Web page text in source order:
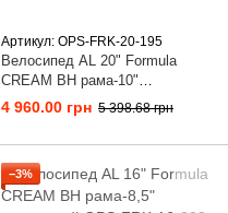
Артикул: OPS-FRK-20-195
Велосипед AL 20" Formula
CREAM BH рама-10"
сиреневый
4 960.00 грн 5 398.68 грн
−3%